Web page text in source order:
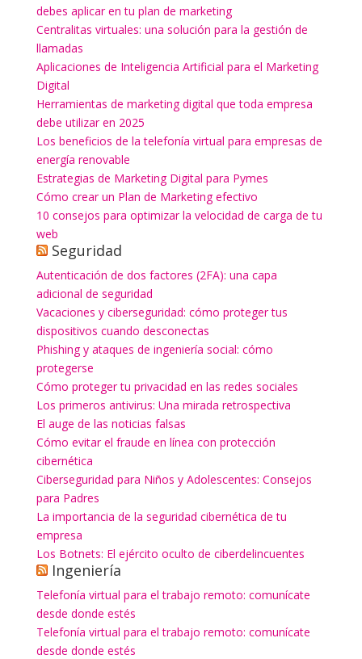
debes aplicar en tu plan de marketing
Centralitas virtuales: una solución para la gestión de
llamadas
Aplicaciones de Inteligencia Artificial para el Marketing
Digital
Herramientas de marketing digital que toda empresa
debe utilizar en 2025
Los beneficios de la telefonía virtual para empresas de
energía renovable
Estrategias de Marketing Digital para Pymes
Cómo crear un Plan de Marketing efectivo
10 consejos para optimizar la velocidad de carga de tu
web
Seguridad
Autenticación de dos factores (2FA): una capa
adicional de seguridad
Vacaciones y ciberseguridad: cómo proteger tus
dispositivos cuando desconectas
Phishing y ataques de ingeniería social: cómo
protegerse
Cómo proteger tu privacidad en las redes sociales
Los primeros antivirus: Una mirada retrospectiva
El auge de las noticias falsas
Cómo evitar el fraude en línea con protección
cibernética
Ciberseguridad para Niños y Adolescentes: Consejos
para Padres
La importancia de la seguridad cibernética de tu
empresa
Los Botnets: El ejército oculto de ciberdelincuentes
Ingeniería
Telefonía virtual para el trabajo remoto: comunícate
desde donde estés
Telefonía virtual para el trabajo remoto: comunícate
desde donde estés